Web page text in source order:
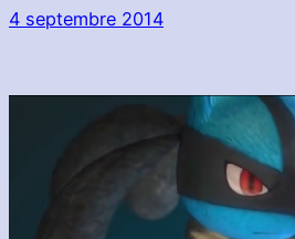
4 septembre 2014